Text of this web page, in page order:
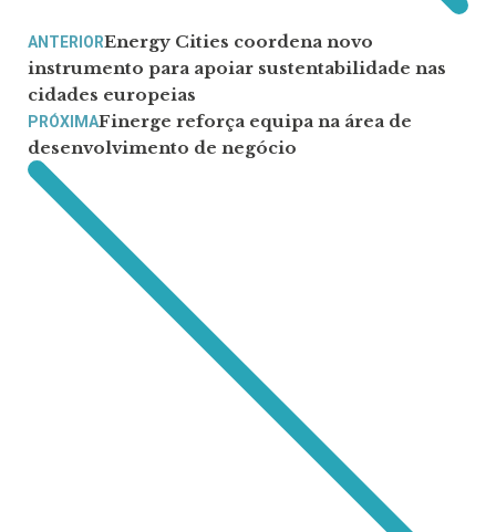
ANTERIOREnergy Cities coordena novo
instrumento para apoiar sustentabilidade nas
cidades europeias
PRÓXIMAFinerge reforça equipa na área de
desenvolvimento de negócio